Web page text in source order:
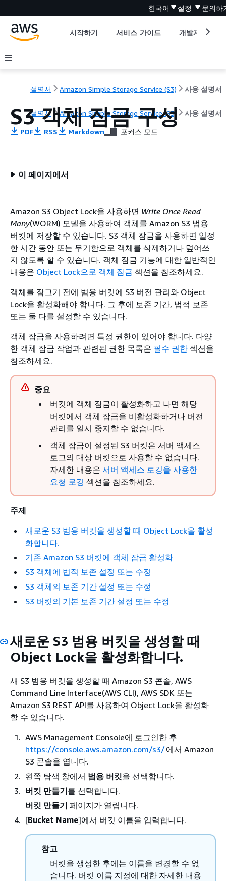
한국어 설정 문의하
시작하기 서비스 가이드 개발자 도구
설명서 Amazon Simple Storage Service (S3) 사용 설명서
설명서 Amazon Simple Storage Service (S3) 사용 설명서
S3 객체 잠금 구성
PDF RSS Markdown 포커스 모드
이 페이지에서
Amazon S3 Object Lock을 사용하면 Write Once Read
Many(WORM) 모델을 사용하여 객체를 Amazon S3 범용
버킷에 저장할 수 있습니다. S3 객체 잠금을 사용하면 일정
한 시간 동안 또는 무기한으로 객체를 삭제하거나 덮어쓰
지 않도록 할 수 있습니다. 객체 잠금 기능에 대한 일반적인
내용은 Object Lock으로 객체 잠금 섹션을 참조하세요.
객체를 잠그기 전에 범용 버킷에 S3 버전 관리와 Object
Lock을 활성화해야 합니다. 그 후에 보존 기간, 법적 보존
또는 둘 다를 설정할 수 있습니다.
객체 잠금을 사용하려면 특정 권한이 있어야 합니다. 다양
한 객체 잠금 작업과 관련된 권한 목록은 필수 권한 섹션을
참조하세요.
중요
버킷에 객체 잠금이 활성화하고 나면 해당
버킷에서 객체 잠금을 비활성화하거나 버전
관리를 일시 중지할 수 없습니다.
객체 잠금이 설정된 S3 버킷은 서버 액세스
로그의 대상 버킷으로 사용할 수 없습니다.
자세한 내용은 서버 액세스 로깅을 사용한
요청 로깅 섹션을 참조하세요.
주제
새로운 S3 범용 버킷을 생성할 때 Object Lock을 활성
화합니다.
기존 Amazon S3 버킷에 객체 잠금 활성화
S3 객체에 법적 보존 설정 또는 수정
S3 객체의 보존 기간 설정 또는 수정
S3 버킷의 기본 보존 기간 설정 또는 수정
새로운 S3 범용 버킷을 생성할 때
Object Lock을 활성화합니다.
새 S3 범용 버킷을 생성할 때 Amazon S3 콘솔, AWS
Command Line Interface(AWS CLI), AWS SDK 또는
Amazon S3 REST API를 사용하여 Object Lock을 활성화
할 수 있습니다.
AWS Management Console에 로그인한 후
https://console.aws.amazon.com/s3/에서 Amazon
S3 콘솔을 엽니다.
왼쪽 탐색 창에서 범용 버킷을 선택합니다.
버킷 만들기를 선택합니다.
버킷 만들기 페이지가 열립니다.
[Bucket Name]에서 버킷 이름을 입력합니다.
참고
버킷을 생성한 후에는 이름을 변경할 수 없
습니다. 버킷 이름 지정에 대한 자세한 내용